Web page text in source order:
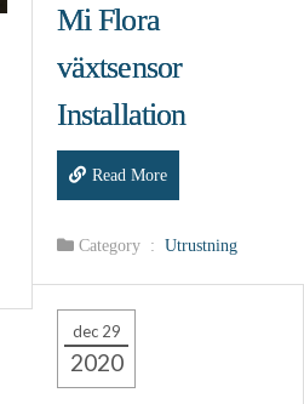
Mi Flora
växtsensor
Installation
Read More
Category : Utrustning
dec 29
2020